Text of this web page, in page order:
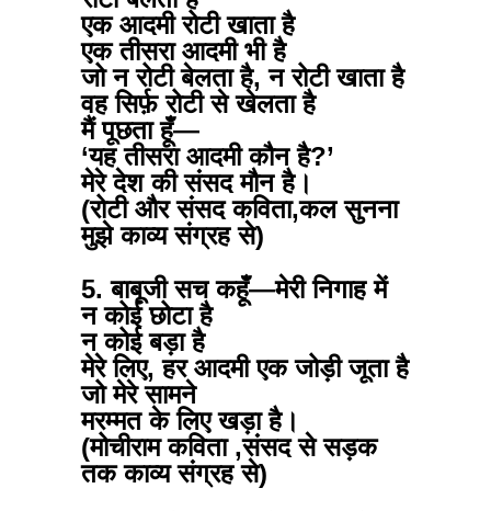
एक आदमी रोटी खाता है
एक तीसरा आदमी भी है
जो न रोटी बेलता है, न रोटी खाता है
वह सिर्फ़ रोटी से खेलता है
मैं पूछता हूँ—
‘यह तीसरा आदमी कौन है?’
मेरे देश की संसद मौन है।
(रोटी और संसद कविता,कल सुनना
मुझे काव्य संग्रह से)
5. बाबूजी सच कहूँ—मेरी निगाह में
न कोई छोटा है
न कोई बड़ा है
मेरे लिए, हर आदमी एक जोड़ी जूता है
जो मेरे सामने
मरम्मत के लिए खड़ा है।
(मोचीराम कविता ,संसद से सड़क
तक काव्य संग्रह से)